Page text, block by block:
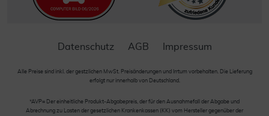
Datenschutz AGB Impressum
Alle Preise sind inkl. der gestzlichen MwSt. Preisänderungen und Irrtum vorbehalten. Die Lieferung
erfolgt nur innerhalb von Deutschland.
*AVP= Der einheitliche Produkt-Abgabepreis, der für den Ausnahmefall der Abgabe und
Abrechnung zu Lasten der gesetzlichen Krankenkassen (KK) vom Hersteller gegenüber der